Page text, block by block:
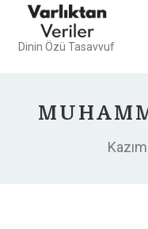
Dinin Özü Tasavvuf